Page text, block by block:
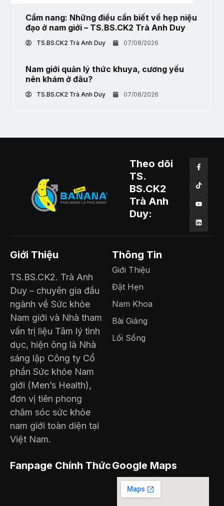
Cẩm nang: Những điều cần biết về hẹp niệu
đạo ở nam giới – TS.BS.CK2 Trà Anh Duy
TS.BS.CK2 Trà Anh Duy 07/08/2026
Nam giới quản lý thức khuya, cương yếu
nên khám ở đâu?
TS.BS.CK2 Trà Anh Duy 07/08/2026
Theo dõi
TS.
BS.CK2
Trà Anh
Duy:
Giới Thiệu
TS.BS.CK2. Trà Anh
Duy – chuyên gia đầu
ngành về Sức khỏe
Nam giới và Nhà tham
vấn trị liệu Tâm lý tình
dục, hiện ông là Nhà
sáng lập Công ty Cổ
phần Sức khỏe Nam
giới (Men’s Health),
đơn vị tiên phong
chăm sóc sức khỏe
nam giới toàn diện tại
Việt Nam.
Thông Tin
Giới Thiệu
Đặt Hẹn
Nam Khoa
Bài Giảng
Lối Sống
Fanpage Chính ThứcGoogle Maps